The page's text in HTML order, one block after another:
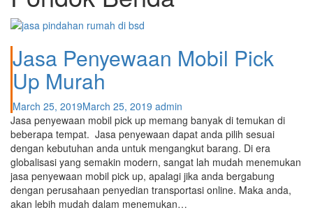
Jasa Penyewaan Mobil Pick
Up Murah
March 25, 2019March 25, 2019 admin
Jasa penyewaan mobil pick up memang banyak di temukan di
beberapa tempat. Jasa penyewaan dapat anda pilih sesuai
dengan kebutuhan anda untuk mengangkut barang. Di era
globalisasi yang semakin modern, sangat lah mudah menemukan
jasa penyewaan mobil pick up, apalagi jika anda bergabung
dengan perusahaan penyedian transportasi online. Maka anda,
akan lebih mudah dalam menemukan…